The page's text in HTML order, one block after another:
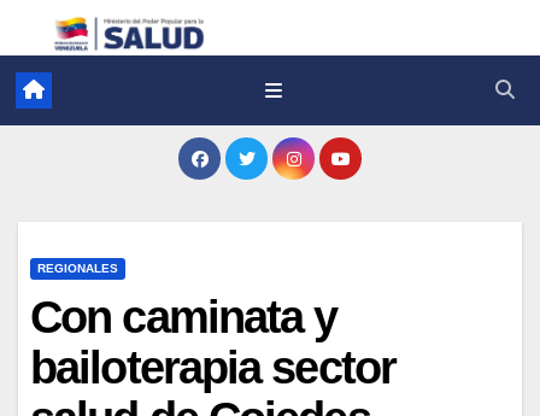
REGIONALES
Con caminata y
bailoterapia sector